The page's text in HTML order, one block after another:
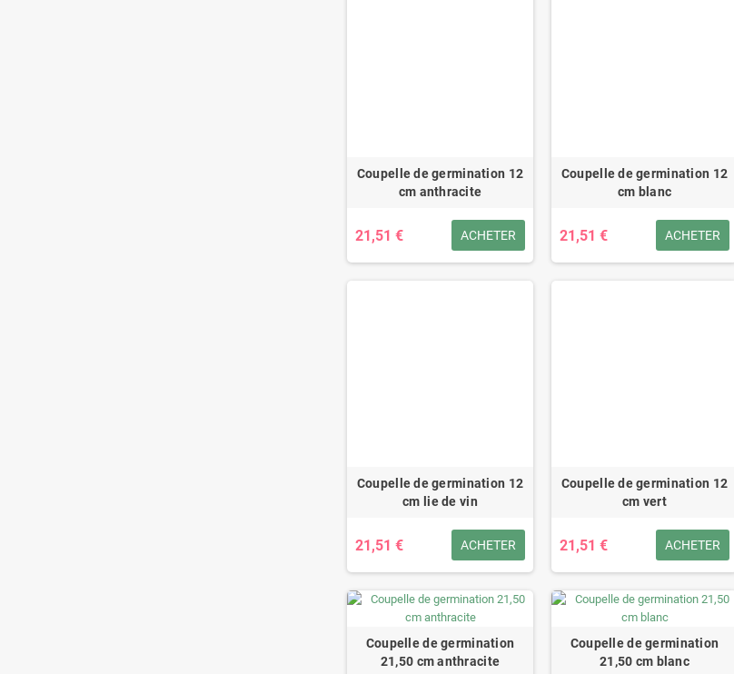
Coupelle de germination 12
cm anthracite
21,51 € ACHETER
Coupelle de germination 12
cm blanc
21,51 € ACHETER
Coupelle de germination 12
cm lie de vin
21,51 € ACHETER
Coupelle de germination 12
cm vert
21,51 € ACHETER
Coupelle de germination
21,50 cm anthracite
Coupelle de germination
21,50 cm blanc